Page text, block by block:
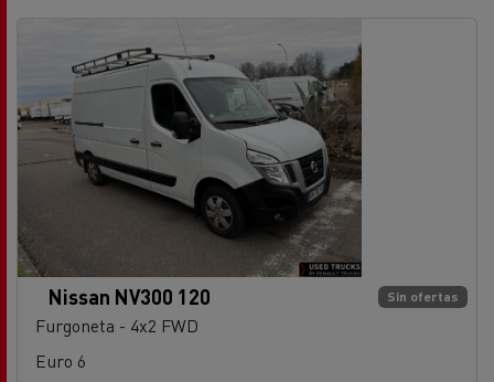
Sin ofertas
Nissan NV300 120
Furgoneta - 4x2 FWD
Euro 6